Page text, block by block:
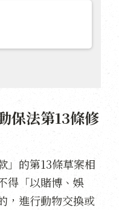
保法第13條修
」的第13條草案相
得「以賭博、娛
，進行動物交換或